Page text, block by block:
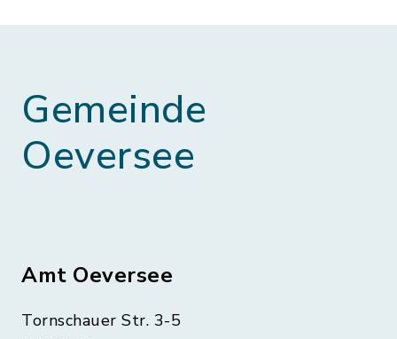
Gemeinde
Oeversee
Amt Oeversee
Tornschauer Str. 3-5